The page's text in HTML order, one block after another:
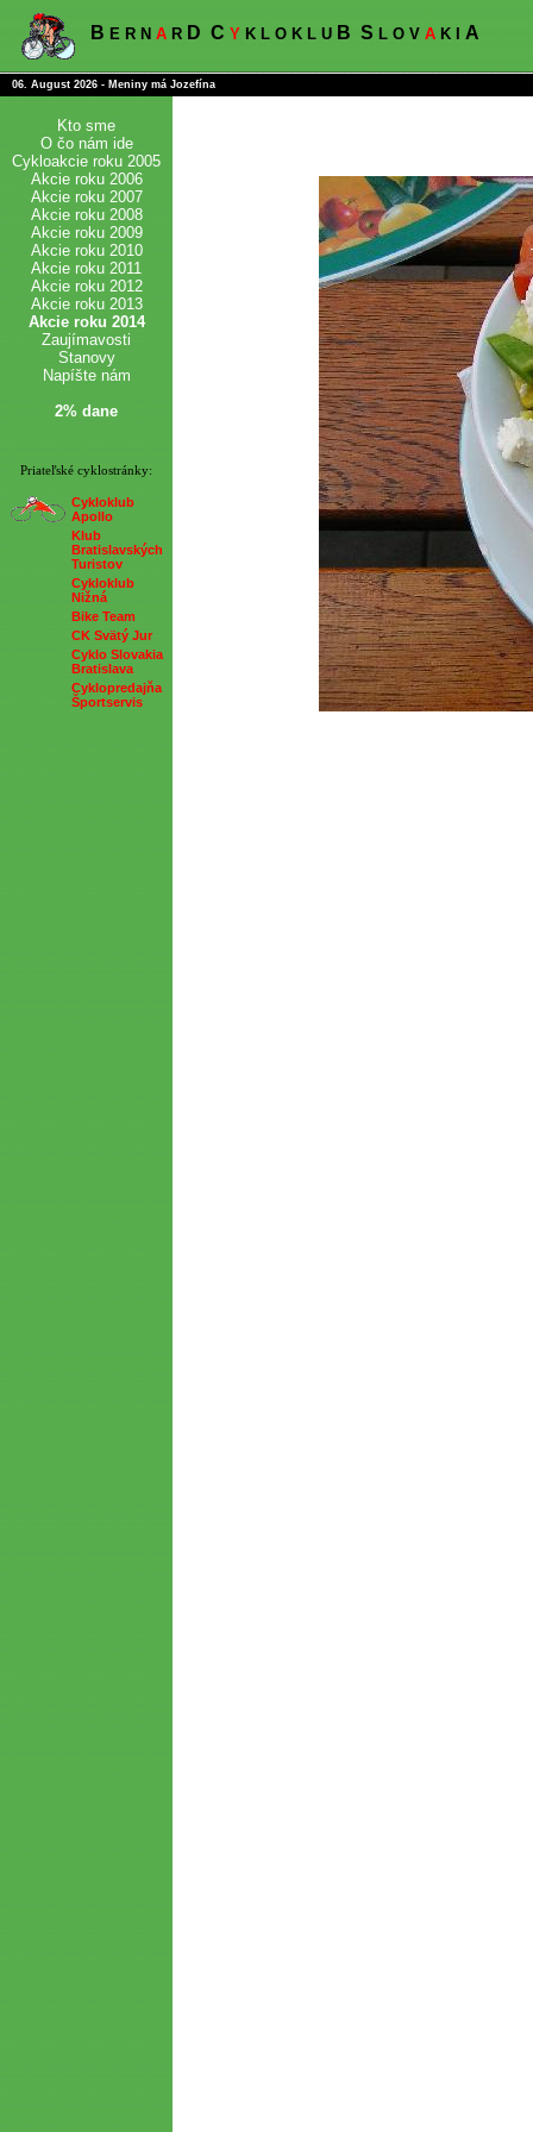
B E R N A R D C Y K L O K L U B S L O V A K I A
06. August 2026 - Meniny má Jozefína
Kto sme
O čo nám ide
Cykloakcie roku 2005
Akcie roku 2006
Akcie roku 2007
Akcie roku 2008
Akcie roku 2009
Akcie roku 2010
Akcie roku 2011
Akcie roku 2012
Akcie roku 2013
Akcie roku 2014
Zaujímavosti
Stanovy
Napíšte nám
2% dane
Priateľské cyklostránky:
Cykloklub
Apollo
Klub
Bratislavských
Turistov
Cykloklub
Nižná
Bike Team
CK Svätý Jur
Cyklo Slovakia
Bratislava
Cyklopredajňa
Športservis